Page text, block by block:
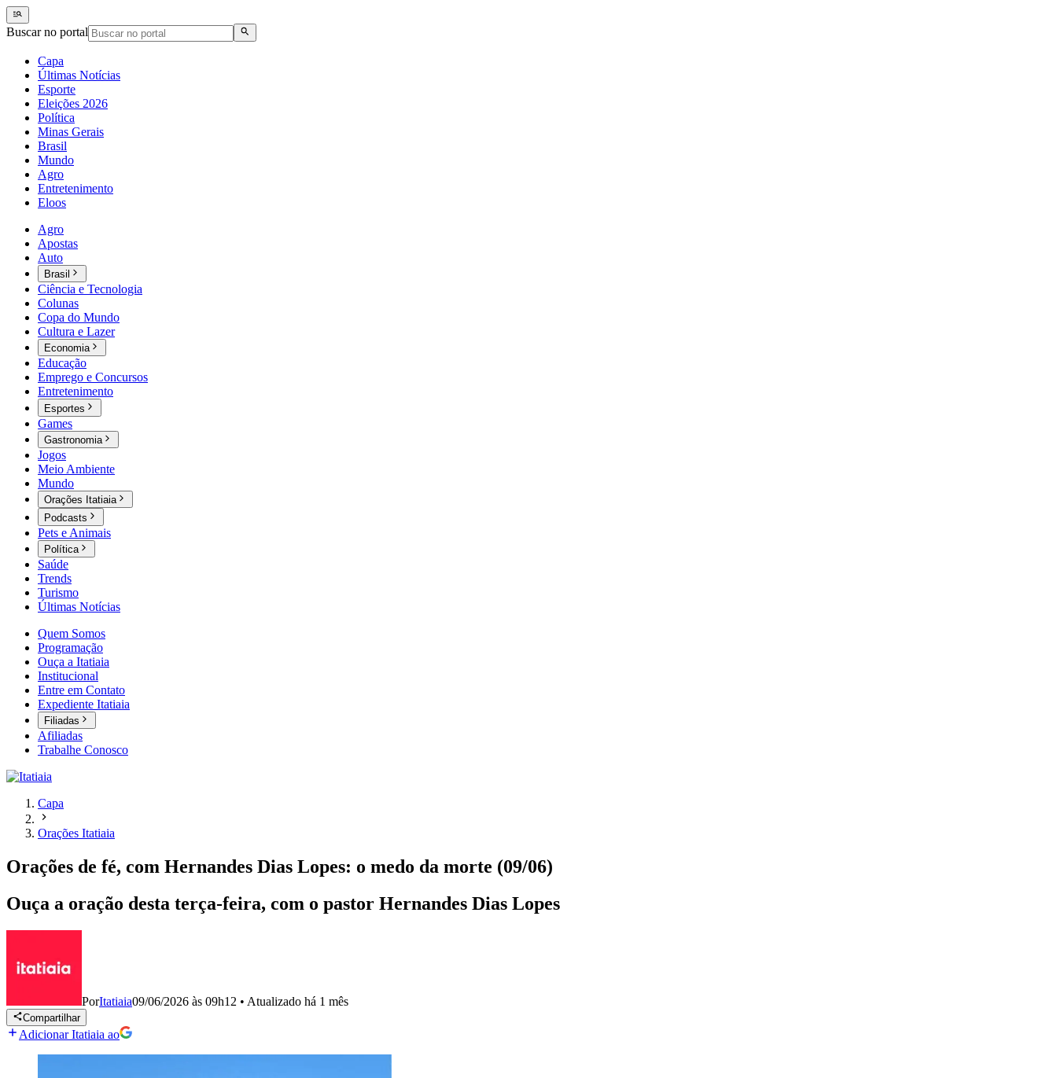
Buscar no portal
Capa
Últimas Notícias
Esporte
Eleições 2026
Política
Minas Gerais
Brasil
Mundo
Agro
Entretenimento
Eloos
Agro
Apostas
Auto
Brasil
Ciência e Tecnologia
Colunas
Copa do Mundo
Cultura e Lazer
Economia
Educação
Emprego e Concursos
Entretenimento
Esportes
Games
Gastronomia
Jogos
Meio Ambiente
Mundo
Orações Itatiaia
Podcasts
Pets e Animais
Política
Saúde
Trends
Turismo
Últimas Notícias
Quem Somos
Programação
Ouça a Itatiaia
Institucional
Entre em Contato
Expediente Itatiaia
Filiadas
Afiliadas
Trabalhe Conosco
Capa
Orações Itatiaia
Orações de fé, com Hernandes Dias Lopes: o medo da morte (09/06)
Ouça a oração desta terça-feira, com o pastor Hernandes Dias Lopes
PorItatiaia09/06/2026 às 09h12 • Atualizado há 1 mês
Compartilhar
Adicionar Itatiaia ao